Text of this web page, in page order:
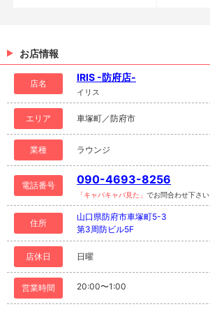
お店情報
店名
IRIS -防府店-
イリス
エリア 車塚町／防府市
業種 ラウンジ
電話番号 090-4693-8256
「キャバキャバ見た」 でお問合わせ下さい
住所
山口県防府市車塚町5-3
第3周防ビル5F
店休日 日曜
営業時間 20:00〜1:00